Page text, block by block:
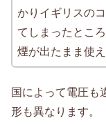
かりイギリスの
てしまったとこ
煙が出たまま使
国によって電圧も
形も異なります。